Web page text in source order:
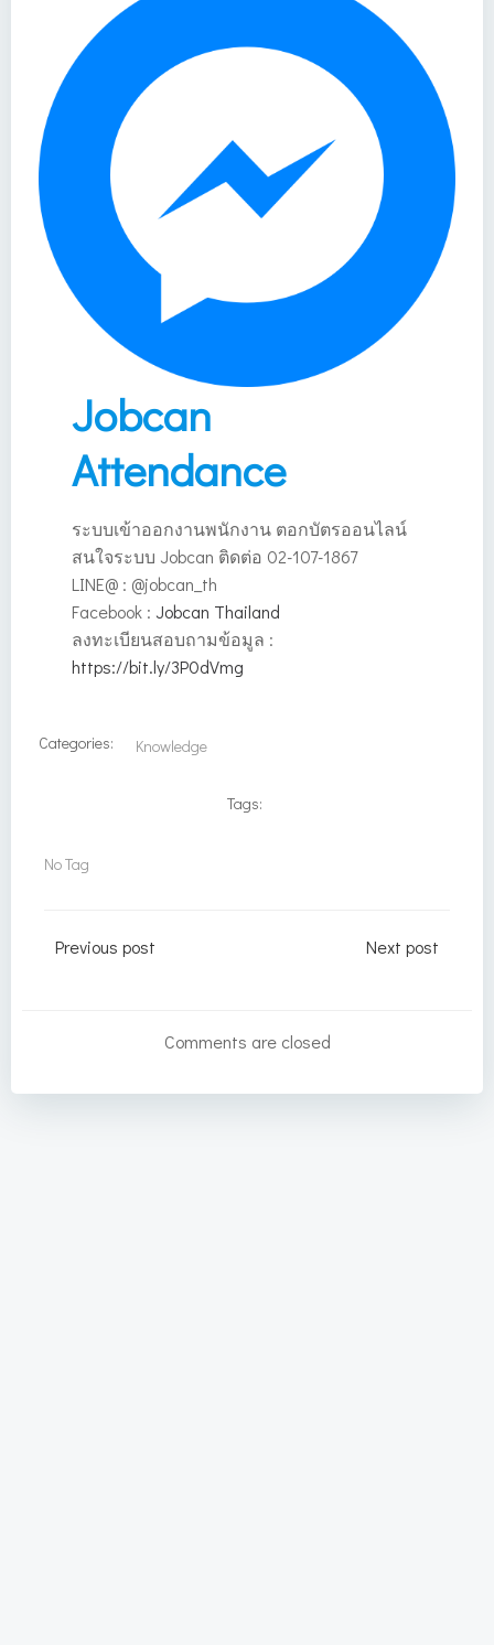
Jobcan
Attendance
ระบบเข้าออกงานพนักงาน ตอกบัตรออนไลน์
สนใจระบบ Jobcan ติดต่อ 02-107-1867
LINE@ : @jobcan_th
Facebook : Jobcan Thailand
ลงทะเบียนสอบถามข้อมูล :
https://bit.ly/3P0dVmg
Categories: Knowledge
Tags:
No Tag
Post
navigation
Previous post
navigation
Next post
Comments are closed